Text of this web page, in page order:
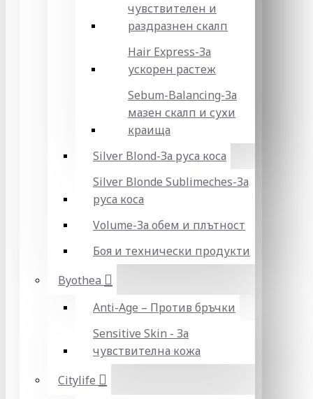
чувствителен и
раздразнен скалп
Hair Express-За
ускорен растеж
Sebum-Balancing-За
мазен скалп и сухи
краища
Silver Blond-За руса коса
Silver Blonde Sublіmeches-За
руса коса
Volume-За обем и плътност
Боя и технически продукти
Byothea
Anti-Age – Против бръчки
Sensitive Skin - За
чувствителна кожа
Citylife